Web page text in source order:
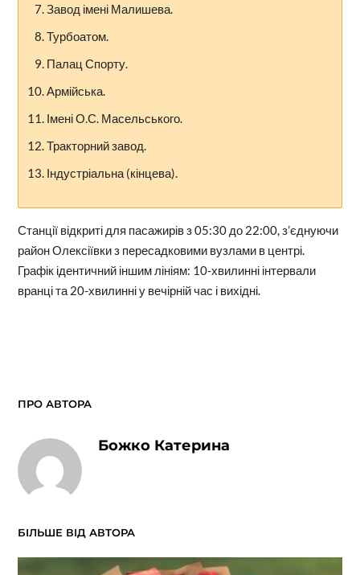
Завод імені Малишева.
Турбоатом.
Палац Спорту.
Армійська.
Імені О.С. Масельського.
Тракторний завод.
Індустріальна (кінцева).
Станції відкриті для пасажирів з 05:30 до 22:00, з’єднуючи
район Олексіївки з пересадковими вузлами в центрі.
Графік ідентичний іншим лініям: 10-хвилинні інтервали
вранці та 20-хвилинні у вечірній час і вихідні.
ПРО АВТОРА
Божко Катерина
БІЛЬШЕ ВІД АВТОРА